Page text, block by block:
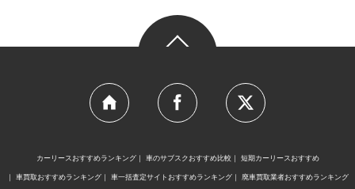
カーリースおすすめランキング 車のサブスクおすすめ比較 短期カーリースおすすめ
車買取おすすめランキング 車一括査定サイトおすすめランキング 廃車買取業者おすすめランキング